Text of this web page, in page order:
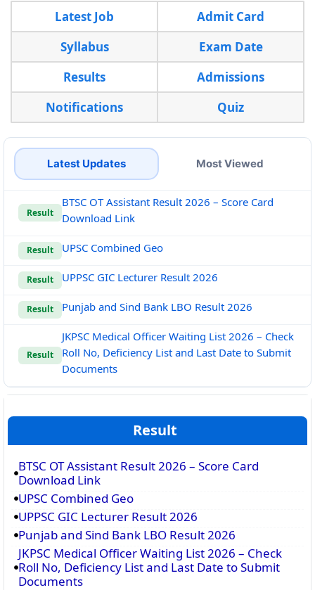
Latest Job
Admit Card
Syllabus
Exam Date
Results
Admissions
Notifications
Quiz
Latest Updates Most Viewed
Result
BTSC OT Assistant Result 2026 – Score Card
Download Link
Result UPSC Combined Geo
Result UPPSC GIC Lecturer Result 2026
Result Punjab and Sind Bank LBO Result 2026
Result
JKPSC Medical Officer Waiting List 2026 – Check
Roll No, Deficiency List and Last Date to Submit
Documents
Result
BTSC OT Assistant Result 2026 – Score Card
Download Link
UPSC Combined Geo
UPPSC GIC Lecturer Result 2026
Punjab and Sind Bank LBO Result 2026
JKPSC Medical Officer Waiting List 2026 – Check
Roll No, Deficiency List and Last Date to Submit
Documents